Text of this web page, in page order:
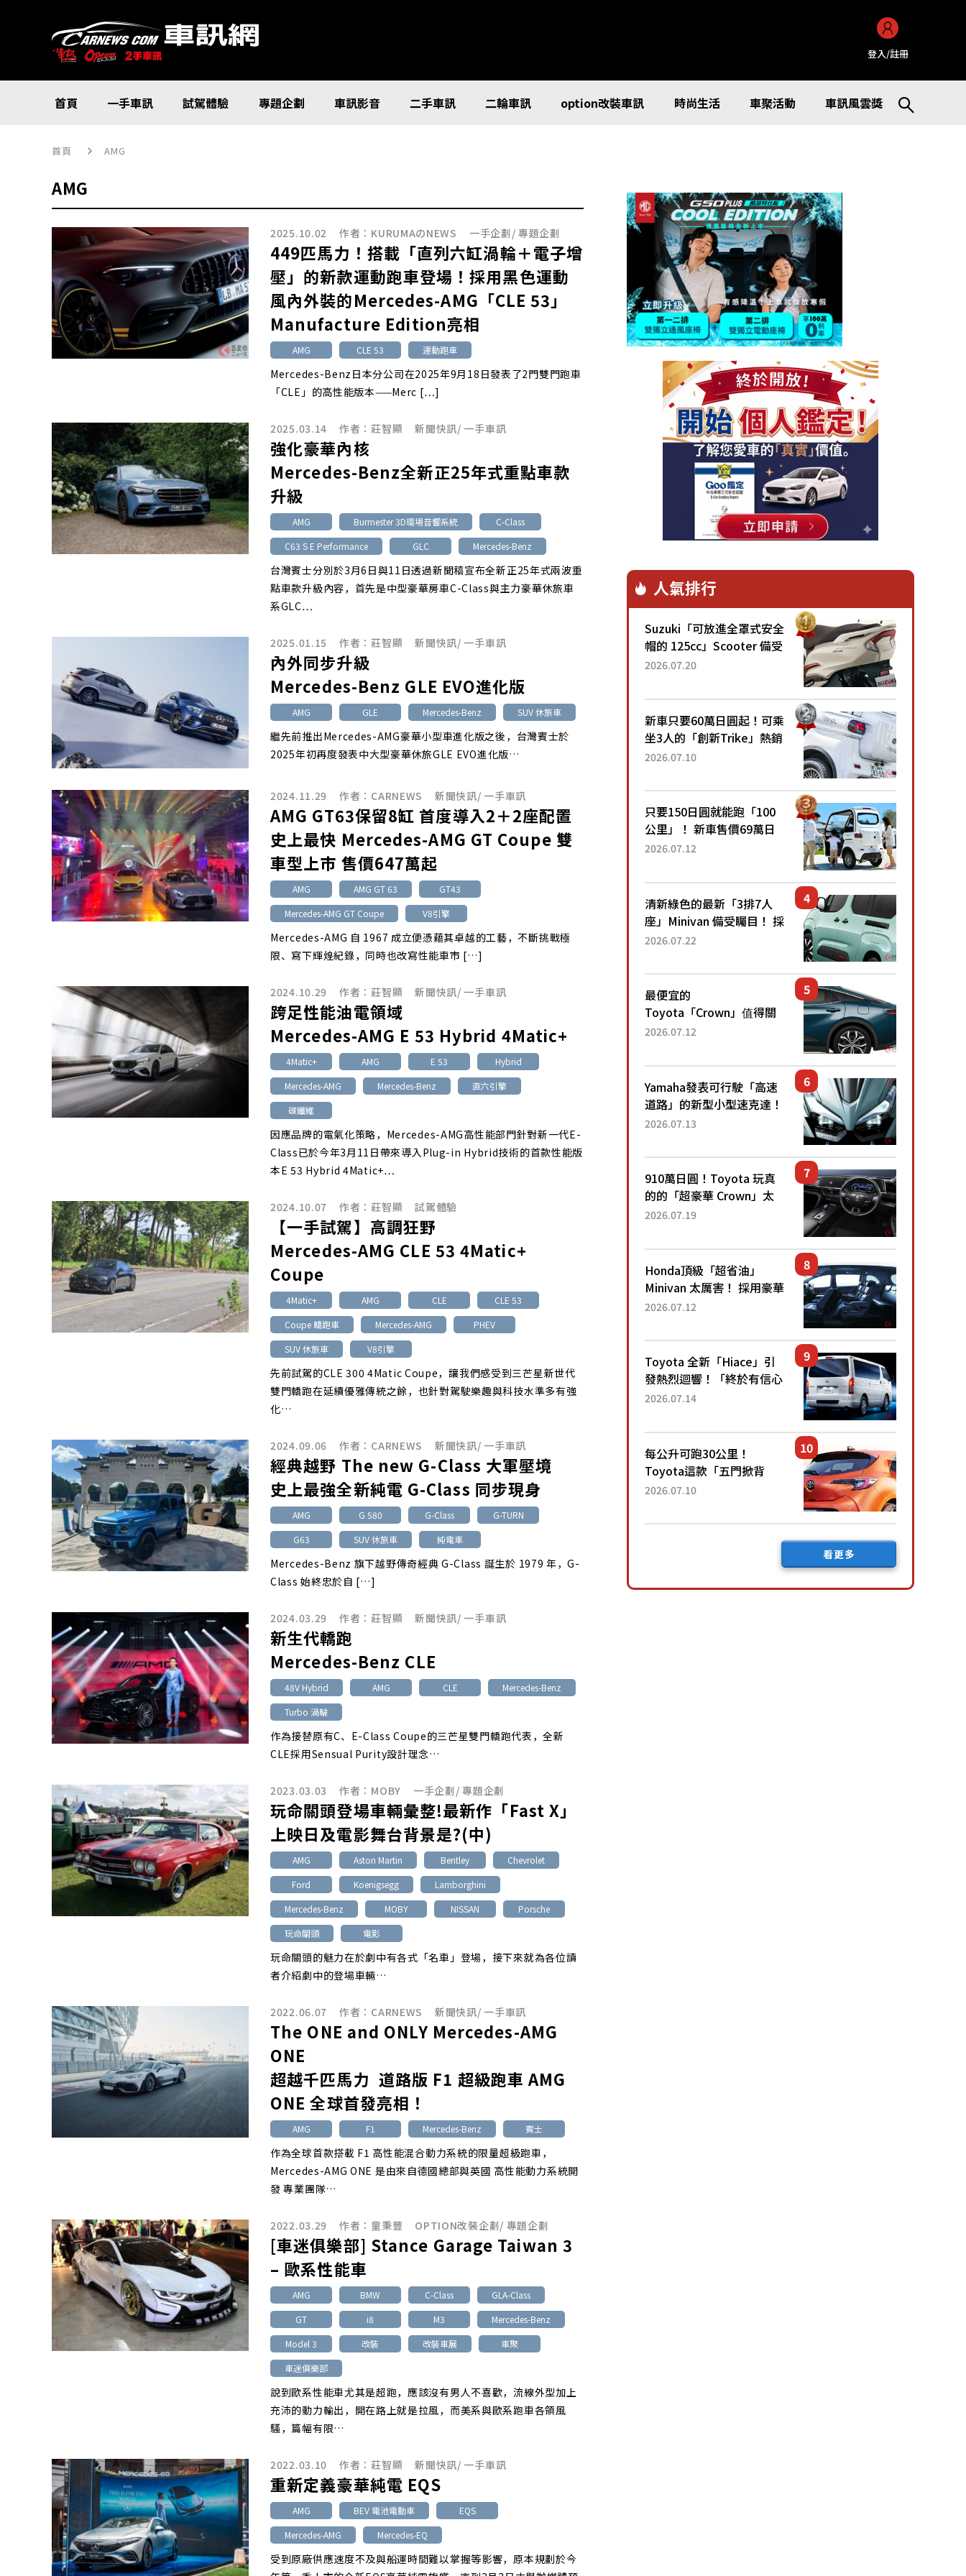
登入/註冊
首頁 一手車訊 試駕體驗 專題企劃 車訊影音 二手車訊 二輪車訊 option改裝車訊 時尚生活 車聚活動 車訊風雲獎
首頁 AMG
AMG
2025.10.02 作者： KURUMAのNEWS 一手企劃 /專題企劃
449匹馬力！搭載「直列六缸渦輪＋電子增
壓」的新款運動跑車登場！採用黑色運動
風內外裝的Mercedes-AMG「CLE 53」
Manufacture Edition亮相
AMG CLE 53 運動跑車
Mercedes-Benz日本分公司在2025年9月18日發表了2門雙門跑車
「CLE」的高性能版本——Merc […]
2025.03.14 作者：莊智顯 新聞快訊/ 一手車訊
強化豪華內核
Mercedes-Benz全新正25年式重點車款
升級
AMG Burmester 3D環場音響系統
C-Class
C63 S E Performance
GLC Mercedes-Benz
台灣賓士分別於3月6日與11日透過新聞稿宣布全新正25年式兩波重
點車款升級內容，首先是中型豪華房車C-Class與主力豪華休旅車
系GLC…
2025.01.15 作者：莊智顯 新聞快訊/ 一手車訊
內外同步升級
Mercedes-Benz GLE EVO進化版
AMG GLE Mercedes-Benz SUV 休旅車
繼先前推出Mercedes-AMG豪華小型車進化版之後，台灣賓士於
2025年初再度發表中大型豪華休旅GLE EVO進化版…
2024.11.29 作者： CARNEWS 新聞快訊/ 一手車訊
AMG GT63保留8缸 首度導入2＋2座配置
史上最快 Mercedes-AMG GT Coupe 雙
車型上市 售價647萬起
AMG AMG GT 63
GT43
Mercedes-AMG GT Coupe
V8引擎
Mercedes-AMG 自 1967 成立便憑藉其卓越的工藝，不斷挑戰極
限、寫下輝煌紀錄，同時也改寫性能車市 […]
2024.10.29 作者：莊智顯 新聞快訊/ 一手車訊
跨足性能油電領域
Mercedes-AMG E 53 Hybrid 4Matic+
4Matic+ AMG E 53
Hybrid
Mercedes-AMG
Mercedes-Benz
直六引擎
碳纖維
因應品牌的電氣化策略，Mercedes-AMG高性能部門針對新一代E-
Class已於今年3月11日帶來導入Plug-in Hybrid技術的首款性能版
本E 53 Hybrid 4Matic+…
2024.10.07 作者：莊智顯 試駕體驗
【一手試駕】高調狂野
Mercedes-AMG CLE 53 4Matic+
Coupe
4Matic+ AMG CLE
CLE 53
Coupe 轎跑車
Mercedes-AMG
PHEV
SUV 休旅車
V8引擎
先前試駕的CLE 300 4Matic Coupe，讓我們感受到三芒星新世代
雙門轎跑在延續優雅傳統之餘，也針對駕駛樂趣與科技水準多有強
化…
2024.09.06 作者： CARNEWS 新聞快訊/ 一手車訊
經典越野 The new G-Class 大軍壓境
史上最強全新純電 G-Class 同步現身
AMG G 580 G-Class
G-TURN
G63
SUV 休旅車 純電車
Mercedes-Benz 旗下越野傳奇經典 G-Class 誕生於 1979 年，G-
Class 始終忠於自 […]
2024.03.29 作者：莊智顯 新聞快訊/ 一手車訊
新生代轎跑
Mercedes-Benz CLE
48V Hybrid AMG CLE
Mercedes-Benz
Turbo 渦輪
作為接替原有C、E-Class Coupe的三芒星雙門轎跑代表，全新
CLE採用Sensual Purity設計理念…
2023.03.03 作者： MOBY 一手企劃 /專題企劃
玩命關頭登場車輛彙整!最新作「Fast X」
上映日及電影舞台背景是?(中)
AMG Aston Martin Bentley
Chevrolet
Ford
Koenigsegg
Lamborghini
Mercedes-Benz
MOBY NISSAN
Porsche
玩命關頭
電影
玩命關頭的魅力在於劇中有各式「名車」登場，接下來就為各位讀
者介紹劇中的登場車輛…
2022.06.07 作者： CARNEWS 新聞快訊/ 一手車訊
The ONE and ONLY Mercedes-AMG
ONE
超越千匹馬力 道路版 F1 超級跑車 AMG
ONE 全球首發亮相！
AMG F1 Mercedes-Benz 賓士
作為全球首款搭載 F1 高性能混合動力系統的限量超級跑車，
Mercedes-AMG ONE 是由來自德國總部與英國 高性能動力系統開
發 專業團隊…
2022.03.29 作者： 童秉豐 OPTION改裝企劃/ 專題企劃
[車迷俱樂部] Stance Garage Taiwan 3
– 歐系性能車
AMG BMW C-Class
GLA-Class
GT
i8 M3
Mercedes-Benz
Model 3
改裝 改裝車展
車聚
車迷俱樂部
說到歐系性能車尤其是超跑，應該沒有男人不喜歡，流線外型加上
充沛的動力輸出，開在路上就是拉風，而美系與歐系跑車各領風
騷，篇幅有限…
2022.03.10 作者：莊智顯 新聞快訊/ 一手車訊
重新定義豪華純電 EQS
AMG BEV 電池電動車
EQS
Mercedes-AMG
Mercedes-EQ
受到原廠供應速度不及與船運時間難以掌握等影響，原本規劃於今
人氣排行
Suzuki「可放進全罩式安全
帽的 125cc」Scooter 備受
矚目！採用全新流線設計與
已陸續開始出口的新款
「B...
2026.07.20
新車只要60萬日圓起！可乘
坐3人的「創新Trike」熱銷
大賣成為人氣車款！「養車
日圓就能跑100公里」「小
朋友坐得...
2026.07.10
只要150日圓就能跑「100
公里」！ 新車售價69萬日
圓的「3人座」Trike大受歡
為何能迅速熱賣？
2026.07.12
清新綠色的最新「3排7人
座」Minivan 備受矚目！ 採
用全長4.7公尺剛剛好的車
還推出467萬元日圓起的5
人座版...
2026.07.22
最便宜的
Toyota「Crown」值得關
注！ 搭載4WD、每公升
眼！ 配備豐富、超越售價
水準，堪稱高CP值代表的
「...
2026.07.12
Yamaha發表可行駛「高速
道路」的新型小型速克達！
搭載能享受超強勁「渦輪
高階「Super Sport」車款
相同的...
2026.07.13
910萬日圓！Toyota 玩真
的的「超豪華 Crown」太
厲害了！採用由「匠人技
運動化「底盤設定」！還配
備專屬豪華...
2026.07.19
Honda頂級「超省油」
Minivan 太厲害！ 採用豪華
「真皮座椅」與專屬「黑色
公里，兼具優異節能表現與
舒適「三...
2026.07.12
Toyota 全新「Hiace」引
發熱烈迴響！「終於有信心
下訂了！」「哪個等級交車
後竟然還要等「超過半年」
才能交車？...
2026.07.14
每公升可跑30公里！
Toyota這款「五門掀背
車」真的很厲害！ 擁有全
尺寸」，配備全面升級！
2026.07.10
看更多